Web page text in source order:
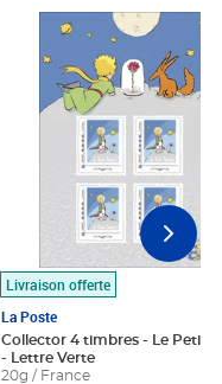
Livraison offerte
La Poste
Collector 4 timbres - Le Petit
- Lettre Verte
20g / France
Prix 7,50€